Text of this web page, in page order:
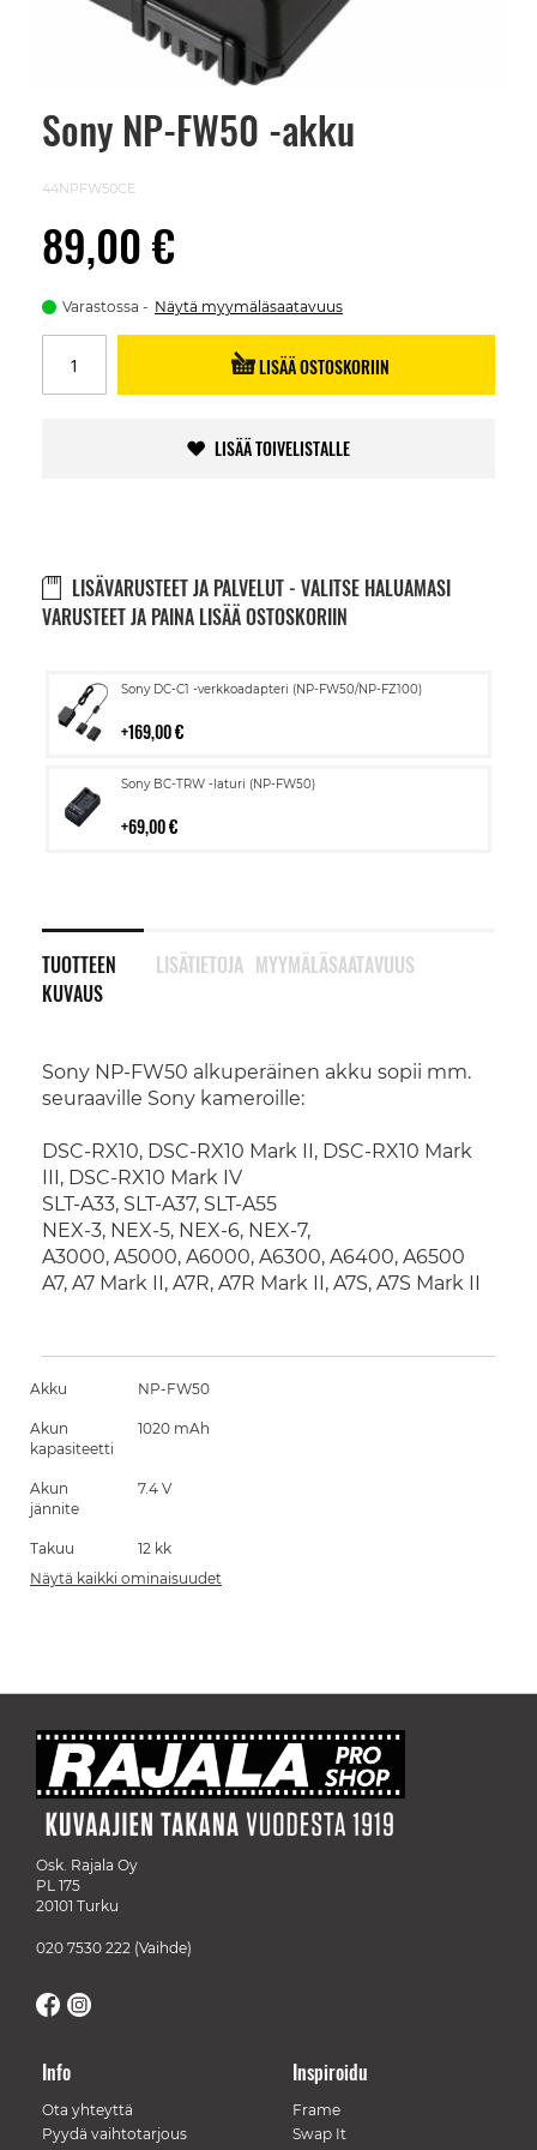
Sony NP-FW50 -akku
44NPFW50CE
89,00 €
Varastossa Näytä myymäläsaatavuus
LISÄÄ OSTOSKORIIN
LISÄÄ TOIVELISTALLE
LISÄVARUSTEET JA PALVELUT - VALITSE HALUAMASI
VARUSTEET JA PAINA LISÄÄ OSTOSKORIIN
Sony DC-C1 -verkkoadapteri (NP-FW50/NP-FZ100)
169,00 €
Lisää
Sony BC-TRW -laturi (NP-FW50)
69,00 €
Lisää
TUOTTEEN
KUVAUS
Sony NP-FW50 alkuperäinen akku sopii mm.
seuraaville Sony kameroille:
DSC-RX10, DSC-RX10 Mark II, DSC-RX10 Mark
III, DSC-RX10 Mark IV
SLT-A33, SLT-A37, SLT-A55
NEX-3, NEX-5, NEX-6, NEX-7,
A3000, A5000, A6000, A6300, A6400, A6500
A7, A7 Mark II, A7R, A7R Mark II, A7S, A7S Mark II
LISÄTIETOJA MYYMÄLÄSAATAVUUS
Skip
images
gallery
Akku NP-FW50
Akun
kapasiteetti
1020 mAh
Akun
jännite
7.4 V
Takuu
12 kk
Näytä kaikki ominaisuudet
Osk. Rajala Oy
PL 175
20101 Turku
020 7530 222 (Vaihde)
Info
Ota yhteyttä
Pyydä vaihtotarjous
Inspiroidu
Frame
Swap It